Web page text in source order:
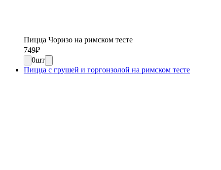
Пицца Чоризо на римском тесте
749₽
0шт
Пицца с грушей и горгонзолой на римском тесте